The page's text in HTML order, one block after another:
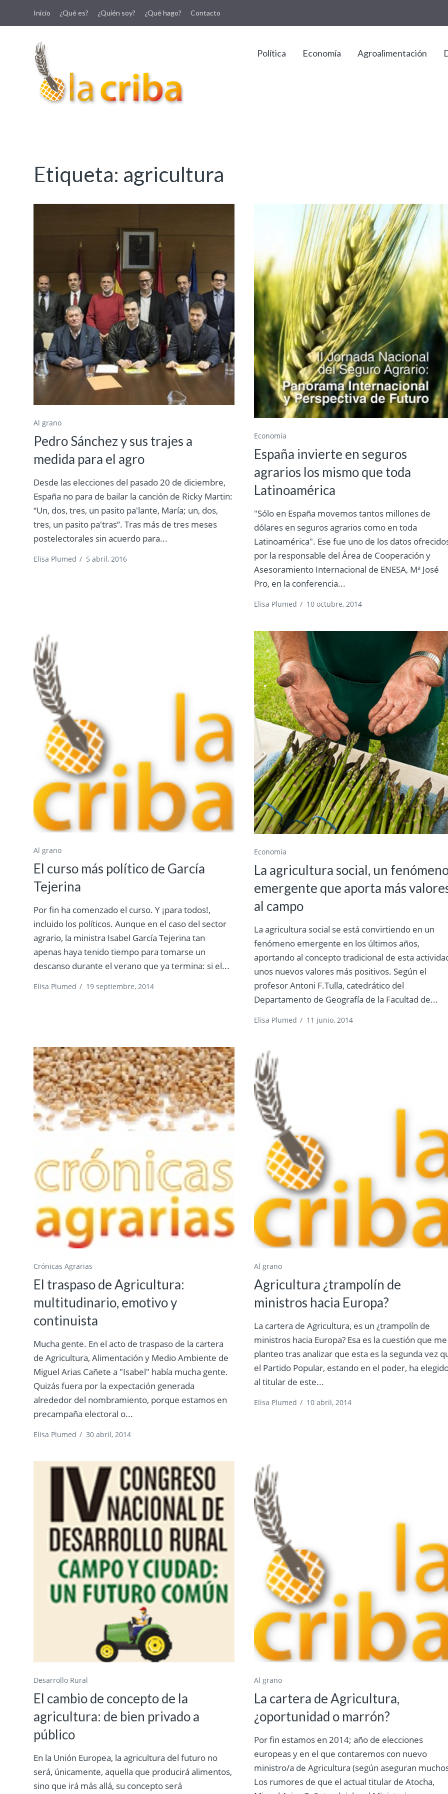
Inicio ¿Qué es? ¿Quién soy? ¿Qué hago? Contacto
Política Economía Agroalimentación
Etiqueta: agricultura
Al grano
Pedro Sánchez y sus trajes a
medida para el agro
Desde las elecciones del pasado 20 de diciembre,
España no para de bailar la canción de Ricky Martin:
“Un, dos, tres, un pasito pa'lante, María; un, dos,
tres, un pasito pa'tras”. Tras más de tres meses
postelectorales sin acuerdo para...
Elisa Plumed / 5 abril, 2016
Economía
España invierte en seguros
agrarios los mismo que toda
Latinoamérica
"Sólo en España movemos tantos millones de
dólares en seguros agrarios como en toda
Latinoamérica". Ese fue uno de los datos
por la responsable del Área de Cooperación y
Asesoramiento Internacional de ENESA, Mª José
Pro, en la conferencia...
Elisa Plumed / 10 octubre, 2014
Al grano
El curso más político de García
Tejerina
Por fin ha comenzado el curso. Y ¡para todos!,
incluido los políticos. Aunque en el caso del sector
agrario, la ministra Isabel García Tejerina tan
apenas haya tenido tiempo para tomarse un
descanso durante el verano que ya termina: si el...
Elisa Plumed / 19 septiembre, 2014
Economía
La agricultura social, un
emergente que aporta más
al campo
La agricultura social se está convirtiendo en un
fenómeno emergente en los últimos años,
aportando al concepto tradicional de esta
unos nuevos valores más positivos. Según el
profesor Antoni F.Tulla, catedrático del
Departamento de Geografía de la Facultad de...
Elisa Plumed / 11 junio, 2014
Crónicas Agrarias
El traspaso de Agricultura:
multitudinario, emotivo y
continuista
Mucha gente. En el acto de traspaso de la cartera
de Agricultura, Alimentación y Medio Ambiente de
Miguel Arias Cañete a "Isabel" había mucha gente.
Quizás fuera por la expectación generada
alrededor del nombramiento, porque estamos en
precampaña electoral o...
Elisa Plumed / 30 abril, 2014
Al grano
Agricultura ¿trampolín de
ministros hacia Europa?
La cartera de Agricultura, es un ¿trampolín de
ministros hacia Europa? Esa es la cuestión que me
planteo tras analizar que esta es la segunda vez
el Partido Popular, estando en el poder, ha
al titular de este...
Elisa Plumed / 10 abril, 2014
Desarrollo Rural
El cambio de concepto de la
agricultura: de bien privado a
público
En la Unión Europea, la agricultura del futuro no
será, únicamente, aquella que producirá alimentos,
sino que irá más allá, su concepto será
Al grano
La cartera de Agricultura,
¿oportunidad o marrón?
Por fin estamos en 2014; año de elecciones
europeas y en el que contaremos con nuevo
ministro/a de Agricultura (según aseguran
Los rumores de que el actual titular de Atocha,